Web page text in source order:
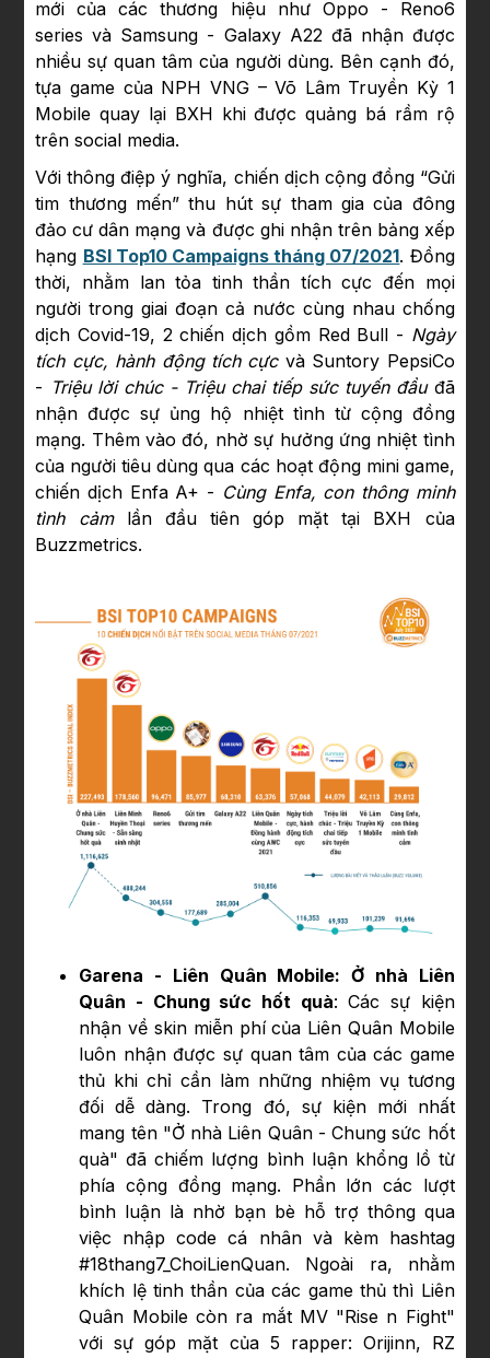
mới của các thương hiệu như Oppo - Reno6
series và Samsung - Galaxy A22 đã nhận được
nhiều sự quan tâm của người dùng. Bên cạnh đó,
tựa game của NPH VNG – Võ Lâm Truyền Kỳ 1
Mobile quay lại BXH khi được quảng bá rầm rộ
trên social media.
Với thông điệp ý nghĩa, chiến dịch cộng đồng “Gửi
tim thương mến” thu hút sự tham gia của đông
đảo cư dân mạng và được ghi nhận trên bảng xếp
hạng BSI Top10 Campaigns tháng 07/2021. Đồng
thời, nhằm lan tỏa tinh thần tích cực đến mọi
người trong giai đoạn cả nước cùng nhau chống
dịch Covid-19, 2 chiến dịch gồm Red Bull - Ngày
tích cực, hành động tích cựcvà Suntory PepsiCo
- Triệu lời chúc - Triệu chai tiếp sức tuyến đầuđã
nhận được sự ủng hộ nhiệt tình từ cộng đồng
mạng. Thêm vào đó, nhờ sự hưởng ứng nhiệt tình
của người tiêu dùng qua các hoạt động mini game,
chiến dịch Enfa A+ - Cùng Enfa, con thông minh
tình cảmlần đầu tiên góp mặt tại BXH của
Buzzmetrics.
Garena - Liên Quân Mobile: Ở nhà Liên
Quân - Chung sức hốt quà: Các sự kiện
nhận về skin miễn phí của Liên Quân Mobile
luôn nhận được sự quan tâm của các game
thủ khi chỉ cần làm những nhiệm vụ tương
đối dễ dàng. Trong đó, sự kiện mới nhất
mang tên "Ở nhà Liên Quân - Chung sức hốt
quà" đã chiếm lượng bình luận khổng lồ từ
phía cộng đồng mạng. Phần lớn các lượt
bình luận là nhờ bạn bè hỗ trợ thông qua
việc nhập code cá nhân và kèm hashtag
#18thang7_ChoiLienQuan. Ngoài ra, nhằm
khích lệ tinh thần của các game thủ thì Liên
Quân Mobile còn ra mắt MV "Rise n Fight"
với sự góp mặt của 5 rapper: Orijinn, RZ